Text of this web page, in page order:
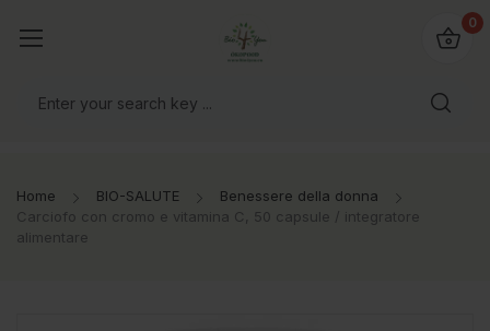
mondo!
0
Home BIO-SALUTE
Benessere della donna
Carciofo con cromo e vitamina C, 50 capsule / integratore
alimentare